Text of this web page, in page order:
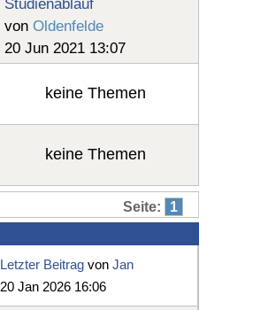
Studienablauf
von Oldenfelde
20 Jun 2021 13:07
keine Themen
keine Themen
Seite: 1
Letzter Beitrag von Jan
20 Jan 2026 16:06